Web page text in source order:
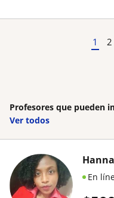
1 2
Profesores que pueden
Ver todos
Hanna
En